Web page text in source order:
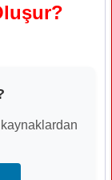
kaynaklardan